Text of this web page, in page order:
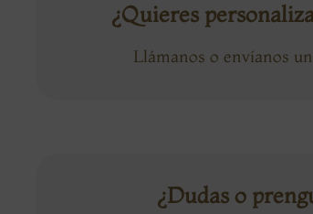
¿Quieres
Llámanos o envíanos
¿Dudas o